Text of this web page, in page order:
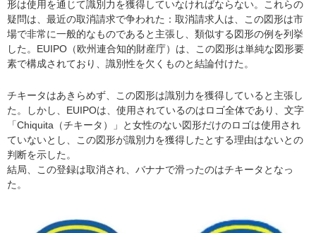
形は使用を通じて識別力を獲得していなければならない。これらの
疑問は、最近の取消請求で争われた：取消請求人は、この図形は市
場で非常に一般的なものであると主張し、類似する図形の例を列挙
した。EUIPO（欧州連合知的財産庁）は、この図形は単純な図形要
素で構成されており、識別性を欠くものと結論付けた。
チキータはあきらめず、この図形は識別力を獲得していると主張し
た。しかし、EUIPOは、使用されているのはロゴ全体であり、文字
「Chiquita（チキータ）」と女性のない図形だけのロゴは使用され
ていないとし、この図形が識別力を獲得したとする理由はないとの
判断を示した。
結局、この登録は取消され、バナナで滑ったのはチキータとなっ
た。